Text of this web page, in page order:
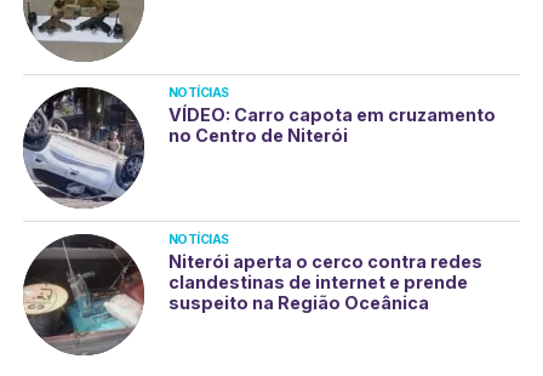
NOTÍCIAS
VÍDEO: Carro capota em cruzamento
no Centro de Niterói
NOTÍCIAS
Niterói aperta o cerco contra redes
clandestinas de internet e prende
suspeito na Região Oceânica